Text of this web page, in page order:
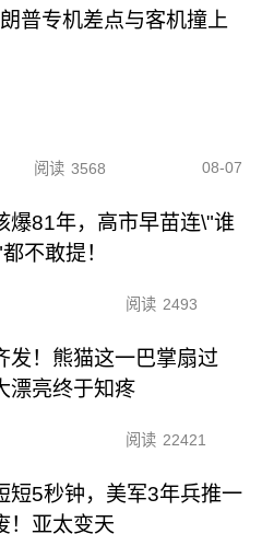
普专机差点与客机撞上
阅读 3568 08-07
爆81年，高市早苗连\"谁
不敢提！
阅读 2493
发！熊猫这一巴掌扇过
漂亮终于知疼
阅读 22421
短5秒钟，美军3年兵推一
！亚太变天